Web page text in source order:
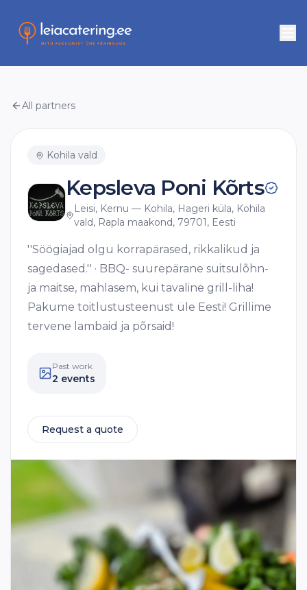
All partners
Kohila vald
Kepsleva Poni Kõrts
Leisi, Kernu — Kohila, Hageri küla, Kohila
vald, Rapla maakond, 79701, Eesti
''Söögiajad olgu korrapärased, rikkalikud ja
sagedased.'' · BBQ- suurepärane suitsulõhn-
ja maitse, mahlasem, kui tavaline grill-liha!
Pakume toitlustusteenust üle Eesti! Grillime
tervene lambaid ja põrsaid!
Past work
2 events
Request a quote